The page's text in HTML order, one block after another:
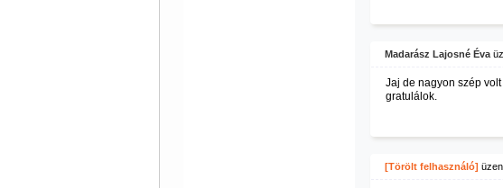
Madarász Lajosné Éva
Jaj de nagyon szép
gratulálok.
[Törölt felhasználó]